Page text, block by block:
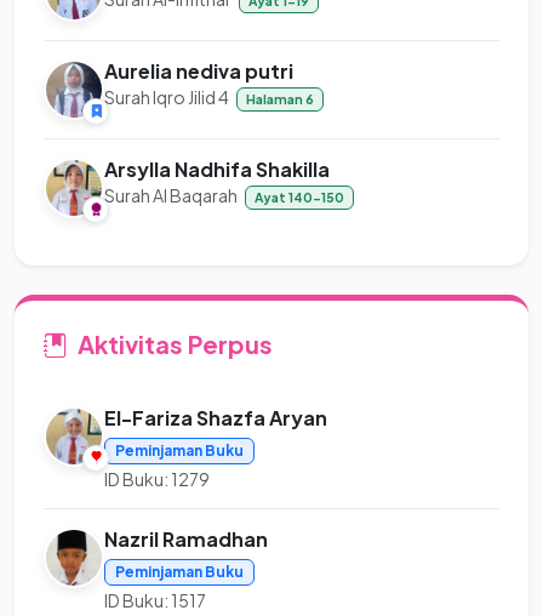
Aurelia nediva putri
Surah Iqro Jilid 4 Halaman 6
Arsylla Nadhifa Shakilla
Surah Al Baqarah Ayat 140-150
Aktivitas Perpus
El-Fariza Shazfa Aryan
Peminjaman Buku
ID Buku: 1279
Nazril Ramadhan
Peminjaman Buku
ID Buku: 1517